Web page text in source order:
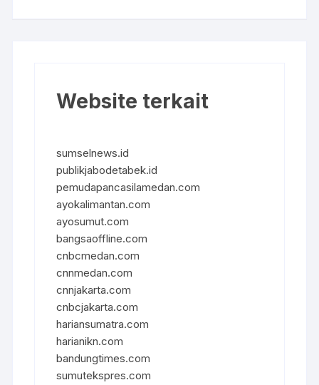
Website terkait
sumselnews.id
publikjabodetabek.id
pemudapancasilamedan.com
ayokalimantan.com
ayosumut.com
bangsaoffline.com
cnbcmedan.com
cnnmedan.com
cnnjakarta.com
cnbcjakarta.com
hariansumatra.com
harianikn.com
bandungtimes.com
sumutekspres.com